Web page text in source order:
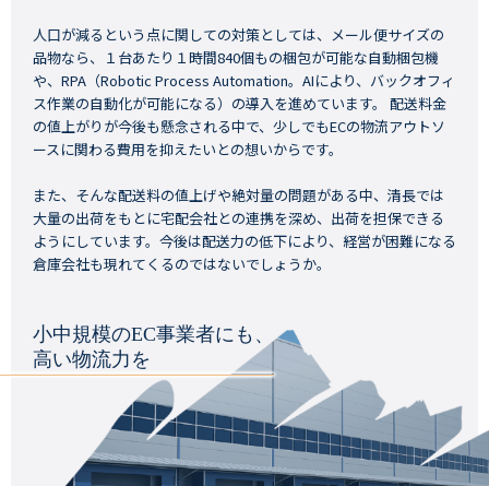
人口が減るという点に関しての対策としては、メール便サイズの
品物なら、１台あたり１時間840個もの梱包が可能な自動梱包機
や、RPA（Robotic Process Automation。AIにより、バックオフィ
ス作業の自動化が可能になる）の導入を進めています。 配送料金
の値上がりが今後も懸念される中で、少しでもECの物流アウトソ
ースに関わる費用を抑えたいとの想いからです。
また、そんな配送料の値上げや絶対量の問題がある中、清長では
大量の出荷をもとに宅配会社との連携を深め、出荷を担保できる
ようにしています。今後は配送力の低下により、経営が困難になる
倉庫会社も現れてくるのではないでしょうか。
小中規模のEC事業者にも、
高い物流力を